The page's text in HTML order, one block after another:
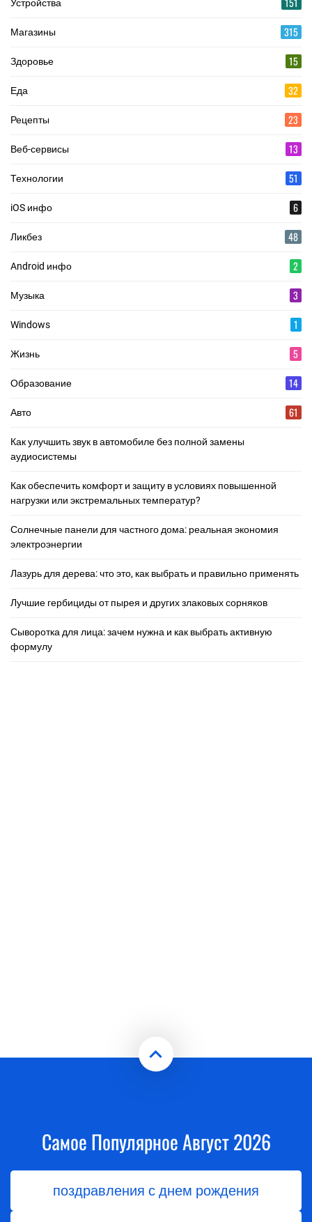
Устройства
Магазины 315
Здоровье 15
Еда 32
Рецепты 23
Веб-сервисы 13
Технологии 51
iOS инфо 6
Ликбез 48
Android инфо 2
Музыка 3
Windows 1
Жизнь 5
Образование 14
Авто 61
Как улучшить звук в автомобиле без полной замены
аудиосистемы
Как обеспечить комфорт и защиту в условиях повышенной
нагрузки или экстремальных температур?
Солнечные панели для частного дома: реальная экономия
электроэнергии
Лазурь для дерева: что это, как выбрать и правильно применять
Лучшие гербициды от пырея и других злаковых сорняков
Сыворотка для лица: зачем нужна и как выбрать активную
формулу
Самое Популярное Август 2026
поздравления с днем рождения